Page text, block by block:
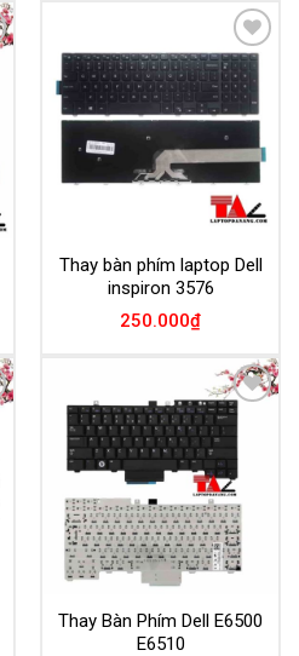
Add to
Wishlist
Thay bàn phím laptop Dell
inspiron 3576
250.000₫
Add to
Wishlist
Thay Bàn Phím Dell E6500
E6510